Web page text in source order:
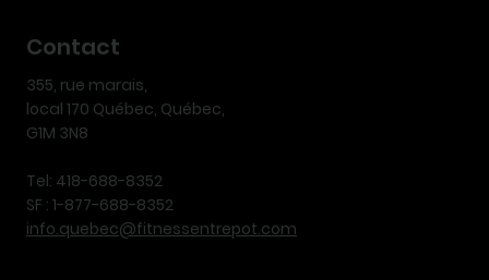
Contact
355, rue marais,
local 170 Québec, Québec,
G1M 3N8
Tel: 418-688-8352
SF : 1-877-688-8352
info.quebec@fitnessentrepot.com